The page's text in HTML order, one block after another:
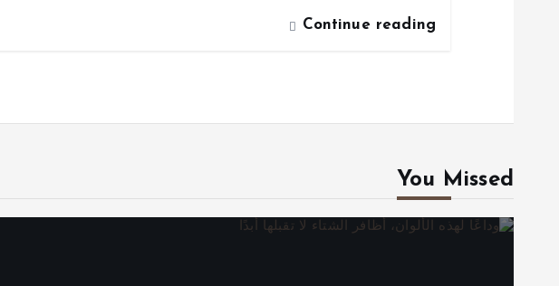
Continue reading
You Missed